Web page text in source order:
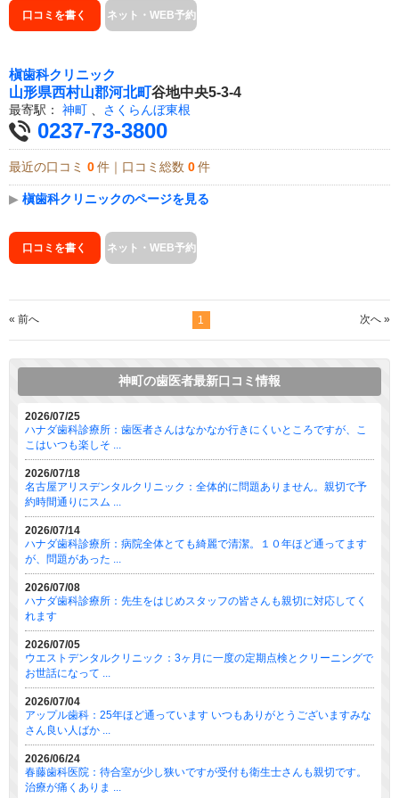
口コミを書く ネット・WEB予約
槇歯科クリニック
山形県西村山郡河北町谷地中央5-3-4
最寄駅： 神町 さくらんぼ東根
0237-73-3800
最近の口コミ 0 件｜口コミ総数 0 件
▶ 槇歯科クリニックのページを見る
口コミを書く ネット・WEB予約
« 前へ 1 次へ »
神町の歯医者最新口コミ情報
2026/07/25
ハナダ歯科診療所：歯医者さんはなかなか行きにくいところですが、こ
こはいつも楽しそ ...
2026/07/18
名古屋アリスデンタルクリニック：全体的に問題ありません。親切で予
約時間通りにスム ...
2026/07/14
ハナダ歯科診療所：病院全体とても綺麗で清潔。１０年ほど通ってます
が、問題があった ...
2026/07/08
ハナダ歯科診療所：先生をはじめスタッフの皆さんも親切に対応してく
れます
2026/07/05
ウエストデンタルクリニック：3ヶ月に一度の定期点検とクリーニングで
お世話になって ...
2026/07/04
アップル歯科：25年ほど通っています いつもありがとうございますみな
さん良い人ばか ...
2026/06/24
春藤歯科医院：待合室が少し狭いですが受付も衛生士さんも親切です。
治療が痛くありま ...